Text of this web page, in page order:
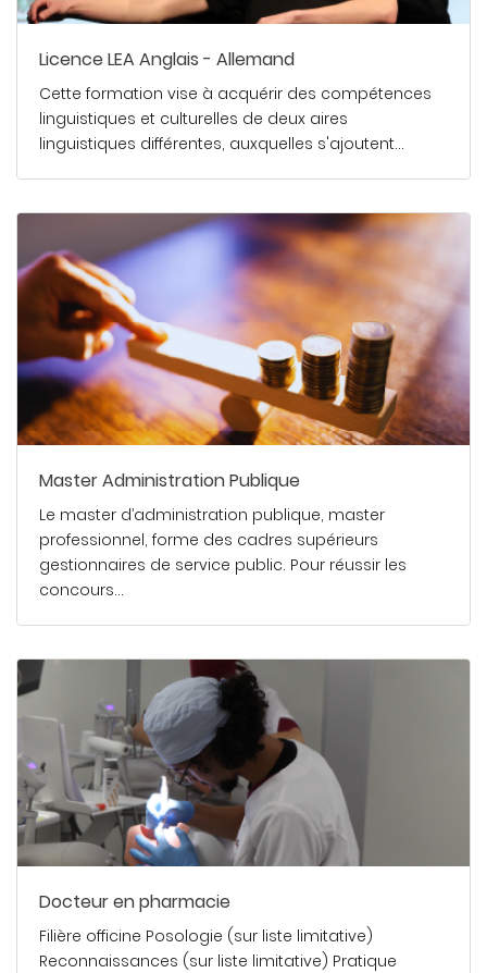
Licence LEA Anglais - Allemand
Cette formation vise à acquérir des compétences
linguistiques et culturelles de deux aires
linguistiques différentes, auxquelles s'ajoutent…
Master Administration Publique
Le master d’administration publique, master
professionnel, forme des cadres supérieurs
gestionnaires de service public. Pour réussir les
concours…
Docteur en pharmacie
Filière officine Posologie (sur liste limitative)
Reconnaissances (sur liste limitative) Pratique